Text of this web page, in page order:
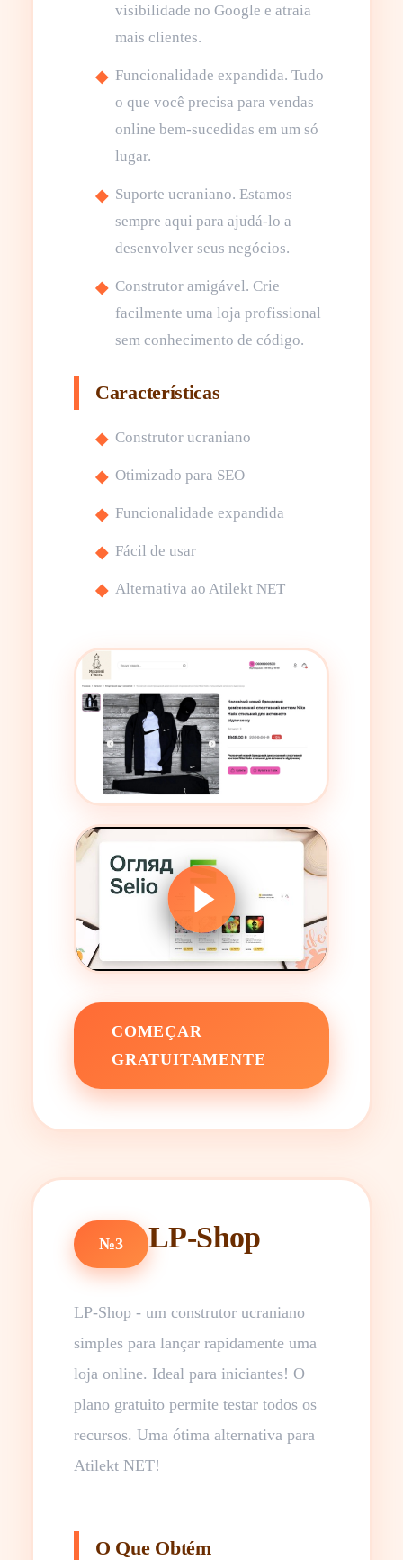
visibilidade no Google e atraia
mais clientes.
Funcionalidade expandida. Tudo
o que você precisa para vendas
online bem-sucedidas em um só
lugar.
Suporte ucraniano. Estamos
sempre aqui para ajudá-lo a
desenvolver seus negócios.
Construtor amigável. Crie
facilmente uma loja profissional
sem conhecimento de código.
Características
Construtor ucraniano
Otimizado para SEO
Funcionalidade expandida
Fácil de usar
Alternativa ao Atilekt NET
COMEÇAR
GRATUITAMENTE
№3 LP-Shop
LP-Shop - um construtor ucraniano
simples para lançar rapidamente uma
loja online. Ideal para iniciantes! O
plano gratuito permite testar todos os
recursos. Uma ótima alternativa para
Atilekt NET!
O Que Obtém